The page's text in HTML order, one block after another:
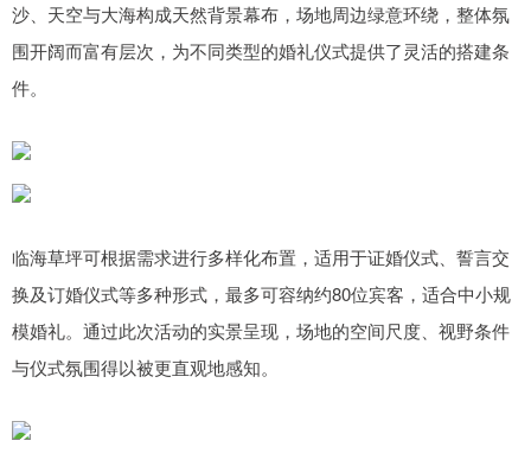
沙、天空与大海构成天然背景幕布，场地周边绿意环绕，整体氛
围开阔而富有层次，为不同类型的婚礼仪式提供了灵活的搭建条
件。
临海草坪可根据需求进行多样化布置，适用于证婚仪式、誓言交
换及订婚仪式等多种形式，最多可容纳约80位宾客，适合中小规
模婚礼。通过此次活动的实景呈现，场地的空间尺度、视野条件
与仪式氛围得以被更直观地感知。